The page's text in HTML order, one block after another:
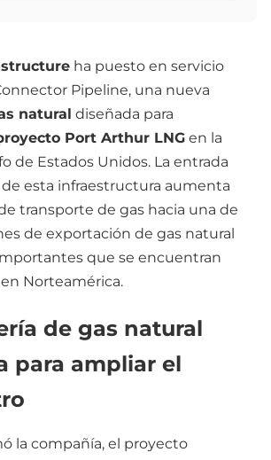
ha puesto en servicio
Pipeline, una nueva
natural diseñada para
Port Arthur LNG en la
de Estados Unidos. La entrada
esta infraestructura aumenta
transporte de gas hacia una de
de exportación de gas natural
que se encuentran
Norteamérica.
de gas natural
para ampliar el
la compañía, el proyecto